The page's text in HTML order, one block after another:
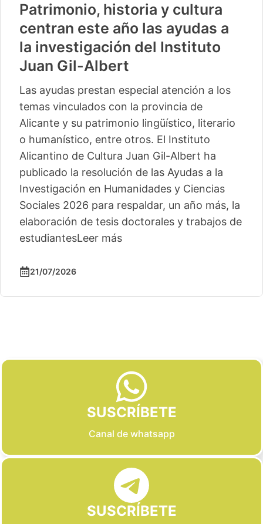
Patrimonio, historia y cultura
centran este año las ayudas a
la investigación del Instituto
Juan Gil-Albert
Las ayudas prestan especial atención a los
temas vinculados con la provincia de
Alicante y su patrimonio lingüístico, literario
o humanístico, entre otros. El Instituto
Alicantino de Cultura Juan Gil-Albert ha
publicado la resolución de las Ayudas a la
Investigación en Humanidades y Ciencias
Sociales 2026 para respaldar, un año más, la
elaboración de tesis doctorales y trabajos de
estudiantesLeer más
21/07/2026
SUSCRÍBETE
Canal de whatsapp
SUSCRÍBETE